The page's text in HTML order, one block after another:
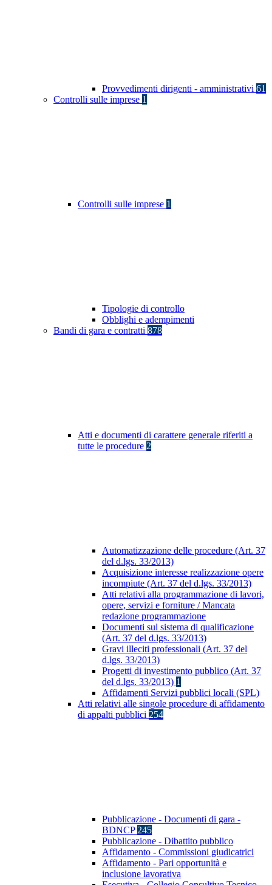
Provvedimenti dirigenti - amministrativi 61
Controlli sulle imprese 1
Controlli sulle imprese 1
Tipologie di controllo
Obblighi e adempimenti
Bandi di gara e contratti 878
Atti e documenti di carattere generale riferiti a
tutte le procedure 2
Automatizzazione delle procedure (Art. 37
del d.lgs. 33/2013)
Acquisizione interesse realizzazione opere
incompiute (Art. 37 del d.lgs. 33/2013)
Atti relativi alla programmazione di lavori,
opere, servizi e forniture / Mancata
redazione programmazione
Documenti sul sistema di qualificazione
(Art. 37 del d.lgs. 33/2013)
Gravi illeciti professionali (Art. 37 del
d.lgs. 33/2013)
Progetti di investimento pubblico (Art. 37
del d.lgs. 33/2013) 1
Affidamenti Servizi pubblici locali (SPL)
Atti relativi alle singole procedure di affidamento
di appalti pubblici 254
Pubblicazione - Documenti di gara -
BDNCP 245
Pubblicazione - Dibattito pubblico
Affidamento - Commissioni giudicatrici
Affidamento - Pari opportunità e
inclusione lavorativa